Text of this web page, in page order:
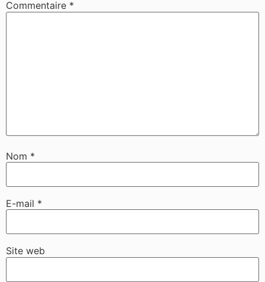
Commentaire *
Nom *
E-mail *
Site web